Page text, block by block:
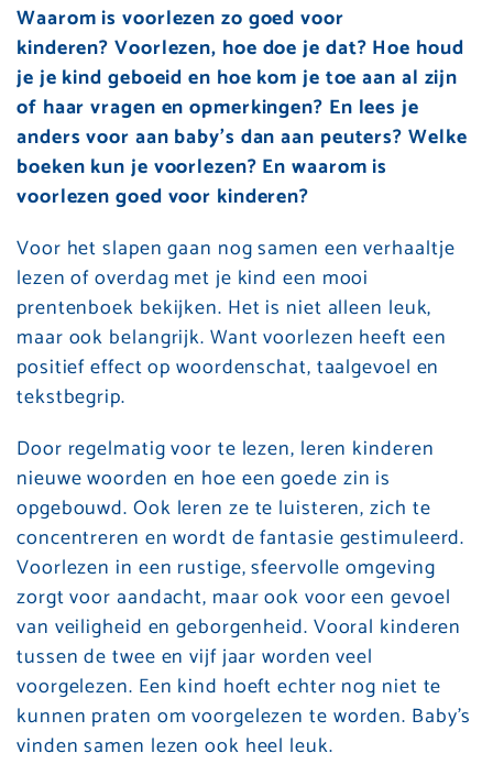
Waarom is voorlezen zo goed voor
kinderen? Voorlezen, hoe doe je dat? Hoe houd
je je kind geboeid en hoe kom je toe aan al zijn
of haar vragen en opmerkingen? En lees je
anders voor aan baby’s dan aan peuters? Welke
boeken kun je voorlezen? En waarom is
voorlezen goed voor kinderen?
Voor het slapen gaan nog samen een verhaaltje
lezen of overdag met je kind een mooi
prentenboek bekijken. Het is niet alleen leuk,
maar ook belangrijk. Want voorlezen heeft een
positief effect op woordenschat, taalgevoel en
tekstbegrip.
Door regelmatig voor te lezen, leren kinderen
nieuwe woorden en hoe een goede zin is
opgebouwd. Ook leren ze te luisteren, zich te
concentreren en wordt de fantasie gestimuleerd.
Voorlezen in een rustige, sfeervolle omgeving
zorgt voor aandacht, maar ook voor een gevoel
van veiligheid en geborgenheid. Vooral kinderen
tussen de twee en vijf jaar worden veel
voorgelezen. Een kind hoeft echter nog niet te
kunnen praten om voorgelezen te worden. Baby’s
vinden samen lezen ook heel leuk.